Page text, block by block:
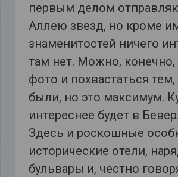
первым делом
Аллею звезд, но кроме
знаменитостей ничего
там нет. Можно, конечно,
фото и похвастаться
были, но это максимум.
интереснее будет в
Здесь и роскошные
исторические отели,
бульвары и, честно